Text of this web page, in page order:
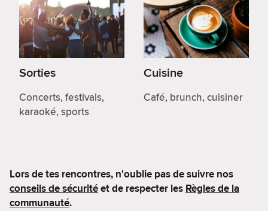
Sorties
Concerts, festivals,
karaoké, sports
Cuisine
Café, brunch, cuisiner
Lors de tes rencontres, n'oublie pas de suivre nos
conseils de sécuritéet de respecter les Règles de la
communauté.